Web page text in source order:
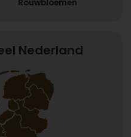
Rouwbloemen
Nederland